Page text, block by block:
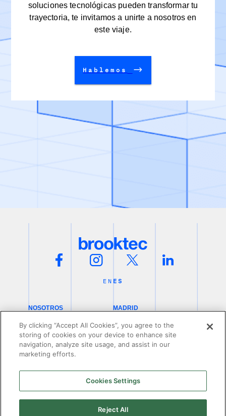
soluciones tecnológicas pueden transformar tu
trayectoria, te invitamos a unirte a nosotros en
este viaje.
Hablemos
EN ES
NOSOTROS
CLIENTES
CONTACTO
MADRID
T:
VALLADOLID
María de Molina, 3, 4A
983 346 556
JAÉN
Fondo Europeo de Desarrollo Regional - "Una manera de
By clicking “Accept All Cookies”, you agree to the
storing of cookies on your device to enhance site
navigation, analyze site usage, and assist in our
marketing efforts.
Cookies Settings
Reject All